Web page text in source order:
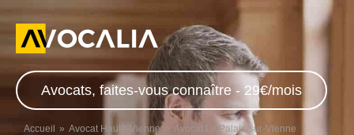
Avocats, faites-vous connaître - 29€/mois
Accueil Avocat Haute-Vienne Avocat Le Palais-sur-Vienne